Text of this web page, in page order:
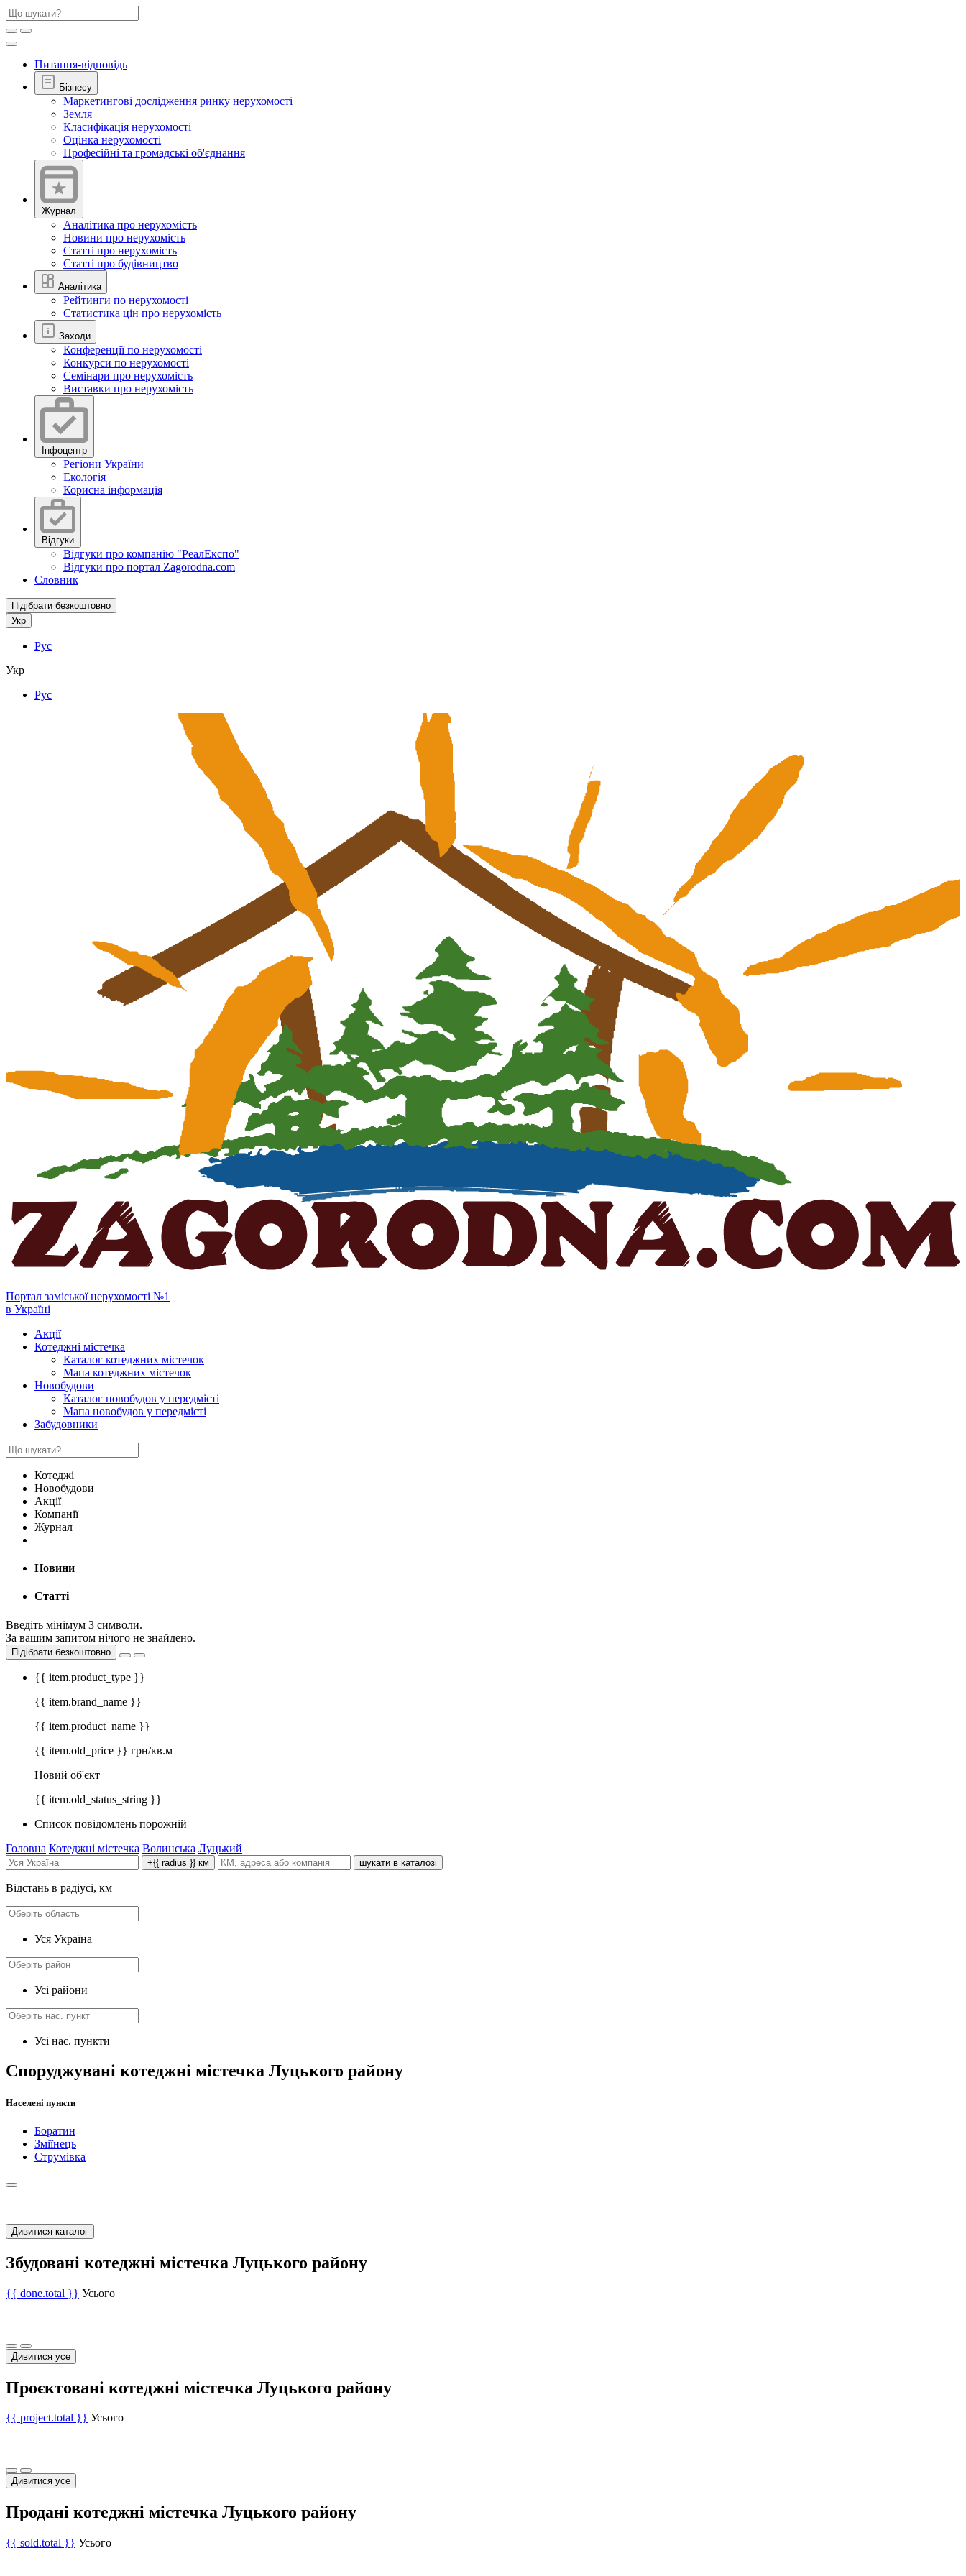
Питання-відповідь
Бізнесу
Маркетингові дослідження ринку нерухомості
Земля
Класифікація нерухомості
Оцінка нерухомості
Професійні та громадські об'єднання
Журнал
Аналітика про нерухомість
Новини про нерухомість
Статті про нерухомість
Статті про будівництво
Аналітика
Рейтинги по нерухомості
Статистика цін про нерухомість
Заходи
Конференції по нерухомості
Конкурси по нерухомості
Семінари про нерухомість
Виставки про нерухомість
Інфоцентр
Регіони України
Екологія
Корисна інформація
Відгуки
Відгуки про компанію "РеалЕкспо"
Відгуки про портал Zagorodna.com
Словник
Підібрати безкоштовно
Укр
Рус
Укр
Рус
Портал заміської нерухомості №1
в Україні
Акції
Котеджні містечка
Каталог котеджних містечок
Мапа котеджних містечок
Новобудови
Каталог новобудов у передмісті
Мапа новобудов у передмісті
Забудовники
Котеджі
Новобудови
Акції
Компанії
Журнал
Новини
Статті
Введіть мінімум 3 символи.
За вашим запитом нічого не знайдено.
Підібрати безкоштовно
{{ item.product_type }}
{{ item.brand_name }}
{{ item.product_name }}
{{ item.old_price }} грн/кв.м
Новий об'єкт
{{ item.old_status_string }}
Список повідомлень порожній
Головна Котеджні містечка Волинська Луцький
+{{ radius }} км шукати в каталозі
Відстань в радіусі, км
Уся Україна
Усі райони
Усі нас. пункти
Споруджувані котеджні містечка Луцького району
Населені пункти
Боратин
Зміїнець
Струмівка
Дивитися каталог
Збудовані котеджні містечка Луцького району
{{ done.total }} Усього
Дивитися усе
Проєктовані котеджні містечка Луцького району
{{ project.total }} Усього
Дивитися усе
Продані котеджні містечка Луцького району
{{ sold.total }} Усього